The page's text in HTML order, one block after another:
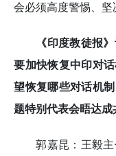
会必须高度警惕、坚
《印度教徒报》
要加快恢复中印对
望恢复哪些对话机
题特别代表会晤达成
郭嘉昆：王毅